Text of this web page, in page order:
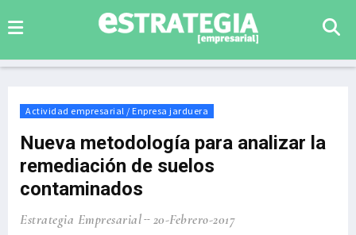
Actividad empresarial / Enpresa jarduera
Nueva metodología para analizar la
remediación de suelos
contaminados
Estrategia Empresarial 20-Febrero-2017